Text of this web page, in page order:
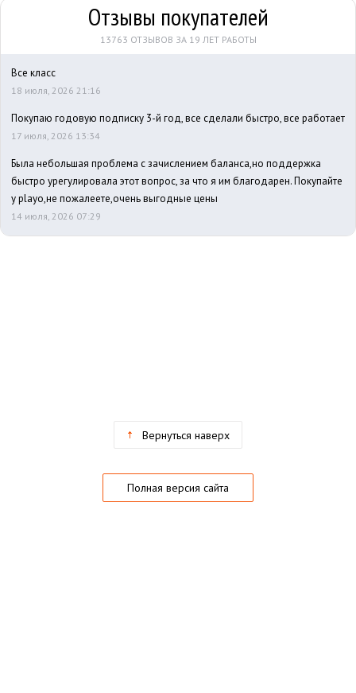
Отзывы покупателей
13763 ОТЗЫВОВ ЗА 19 ЛЕТ РАБОТЫ
Все класс
18 июля, 2026 21:16
Покупаю годовую подписку 3-й год, все сделали быстро, все работает
17 июля, 2026 13:34
Была небольшая проблема с зачислением баланса,но поддержка
быстро урегулировала этот вопрос, за что я им благодарен. Покупайте
у playo,не пожалеете,очень выгодные цены
14 июля, 2026 07:29
Вернуться наверх
Полная версия сайта